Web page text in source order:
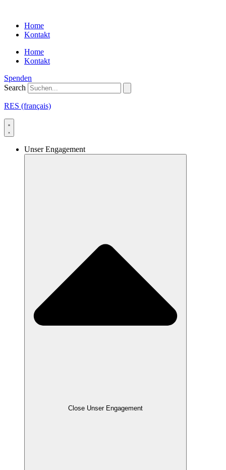
contentHome
Kontakt
Home
Kontakt
Spenden
Search
RES (français)
Unser Engagement
Close Unser Engagement